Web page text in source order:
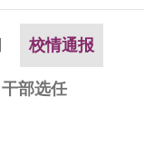
校情通报
干部选任